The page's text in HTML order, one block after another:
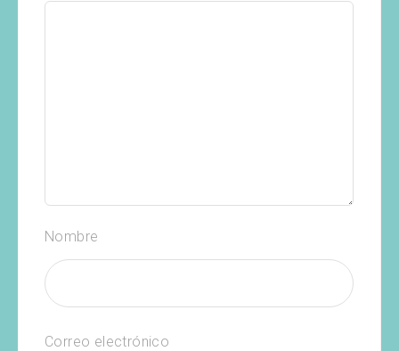
Nombre
Correo electrónico